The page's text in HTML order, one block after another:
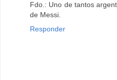
Fdo.: Uno de tantos
de Messi.
Responder